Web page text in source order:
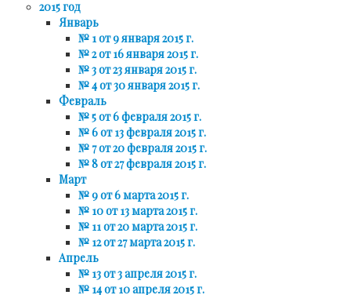
2015 год
Январь
№ 1 от 9 января 2015 г.
№ 2 от 16 января 2015 г.
№ 3 от 23 января 2015 г.
№ 4 от 30 января 2015 г.
Февраль
№ 5 от 6 февраля 2015 г.
№ 6 от 13 февраля 2015 г.
№ 7 от 20 февраля 2015 г.
№ 8 от 27 февраля 2015 г.
Март
№ 9 от 6 марта 2015 г.
№ 10 от 13 марта 2015 г.
№ 11 от 20 марта 2015 г.
№ 12 от 27 марта 2015 г.
Апрель
№ 13 от 3 апреля 2015 г.
№ 14 от 10 апреля 2015 г.